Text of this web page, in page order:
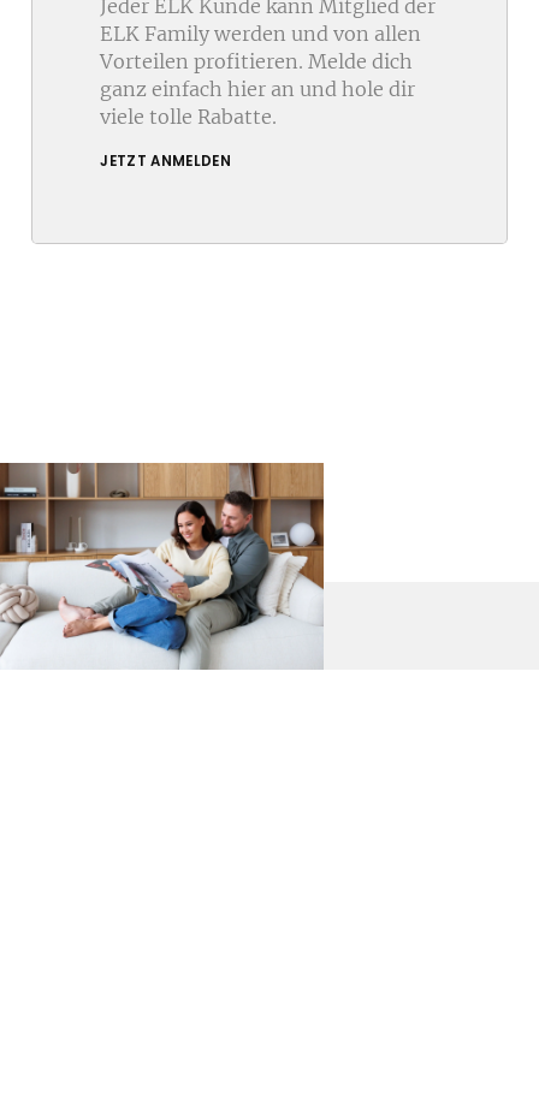
Jeder ELK Kunde kann Mitglied der
ELK Family werden und von allen
Vorteilen profitieren. Melde dich
ganz einfach hier an und hole dir
viele tolle Rabatte.
JETZT ANMELDEN